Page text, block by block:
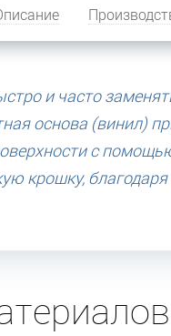
и часто
основа (винил)
с
крошку, благодаря